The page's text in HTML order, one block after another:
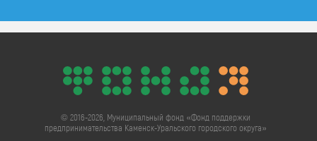
© 2016-2026, Муниципальный фонд «Фонд поддержки
предпринимательства Каменск-Уральского городского округа»